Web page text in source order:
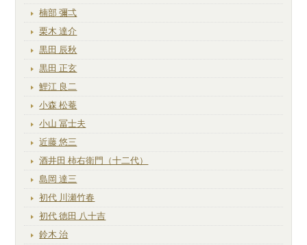
楠部 彌弌
栗木 達介
黒田 辰秋
黒田 正玄
鯉江 良二
小森 松菴
小山 冨士夫
近藤 悠三
酒井田 柿右衛門（十二代）
島岡 達三
初代 川瀬竹春
初代 徳田 八十吉
鈴木 治